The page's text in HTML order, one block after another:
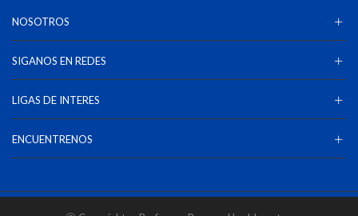
NOSOTROS
SIGANOS EN REDES
LIGAS DE INTERES
ENCUENTRENOS